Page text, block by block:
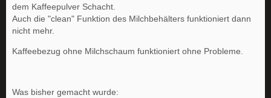
dem Kaffeepulver Schacht.
Auch die "clean" Funktion des Milchbehälters funktioniert dann
nicht mehr.
Kaffeebezug ohne Milchschaum funktioniert ohne Probleme.
Was bisher gemacht wurde: